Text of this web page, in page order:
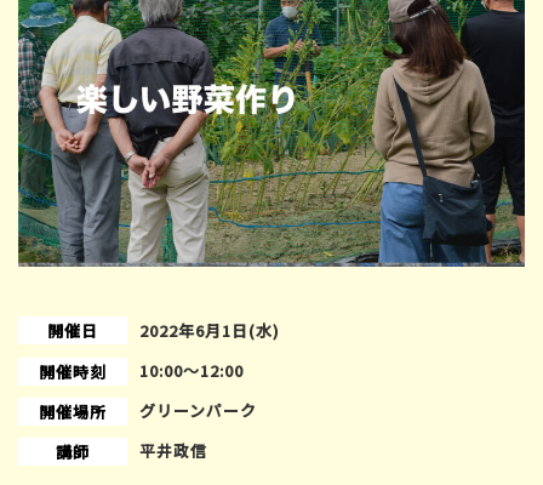
開催日
2022年6月1日(水)
開催時刻
10:00〜12:00
開催場所
グリーンパーク
講師
平井政信